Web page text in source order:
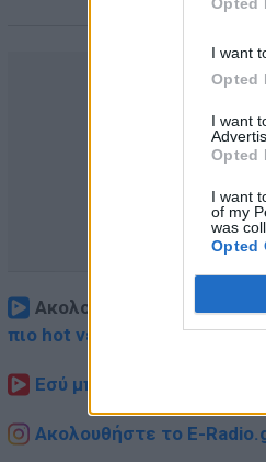
I want
Opted
I want
Opted
I want
of my
was
Opted
Ακολουθήστε το E-
πιο hot νέα
Εσύ μπήκες στο E-
Ακολουθήστε το E-